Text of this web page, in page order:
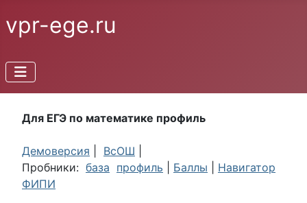
vpr-ege.ru
Для ЕГЭ по математике профиль
Демоверсия ВсОШ
Пробники: база профиль Баллы
Навигатор
ФИПИ